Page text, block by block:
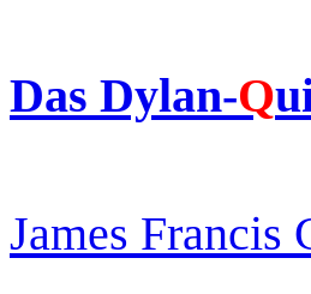
Das Dylan-Q
James Francis